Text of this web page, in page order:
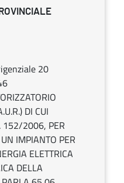
20
DI CUI
152/2006, PER
IMPIANTO PER
ELETTRICA
DELLA